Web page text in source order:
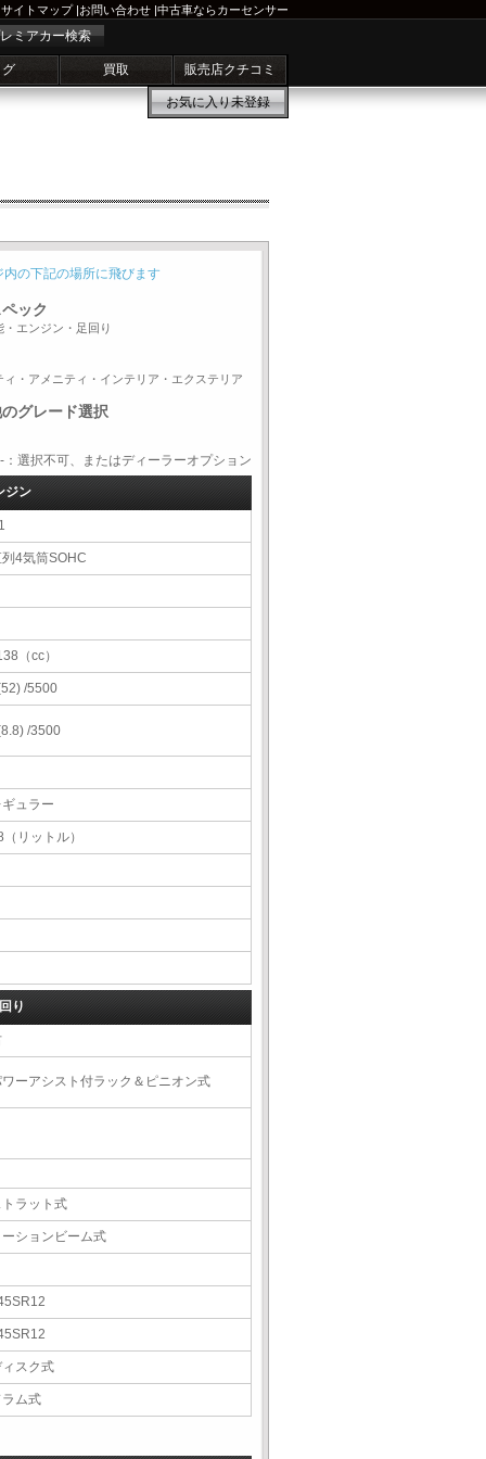
サイトマップ|お問い合わせ |中古車ならカーセンサー
ミアカー検索
買取 販売店クチコミ
お気に入り未登録
内の下記の場所に飛びます
ック
・エンジン・足回り
ィ・アメニティ・インテリア・エクステリア
グレード選択
択不可、またはディーラーオプション
ジン
4気筒SOHC
（cc）
/5500
/3500
ュラー
（リットル）
り
ーアシスト付ラック＆ピニオン式
ラット式
ションビーム式
スク式
ム式